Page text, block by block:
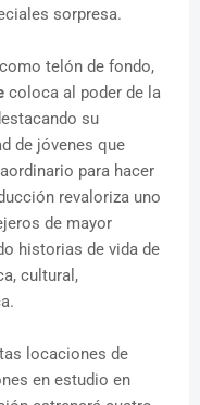
sorpresa.
telón de fondo,
coloca al poder de la
su
de jóvenes que
para hacer
revaloriza uno
de mayor
historias de vida de
cultural,
locaciones de
en estudio en